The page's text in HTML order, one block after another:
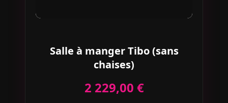
Salle à manger Tibo (sans
chaises)
2 229,00 €